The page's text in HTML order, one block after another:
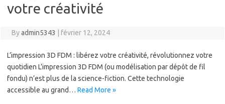
votre créativité
Byadmin5343 février 12, 2024
L’impression 3D FDM : libérez votre créativité, révolutionnez votre
quotidien L’impression 3D FDM (ou modélisation par dépôt de fil
fondu) n’est plus de la science-fiction. Cette technologie
accessible au grand… Read More »